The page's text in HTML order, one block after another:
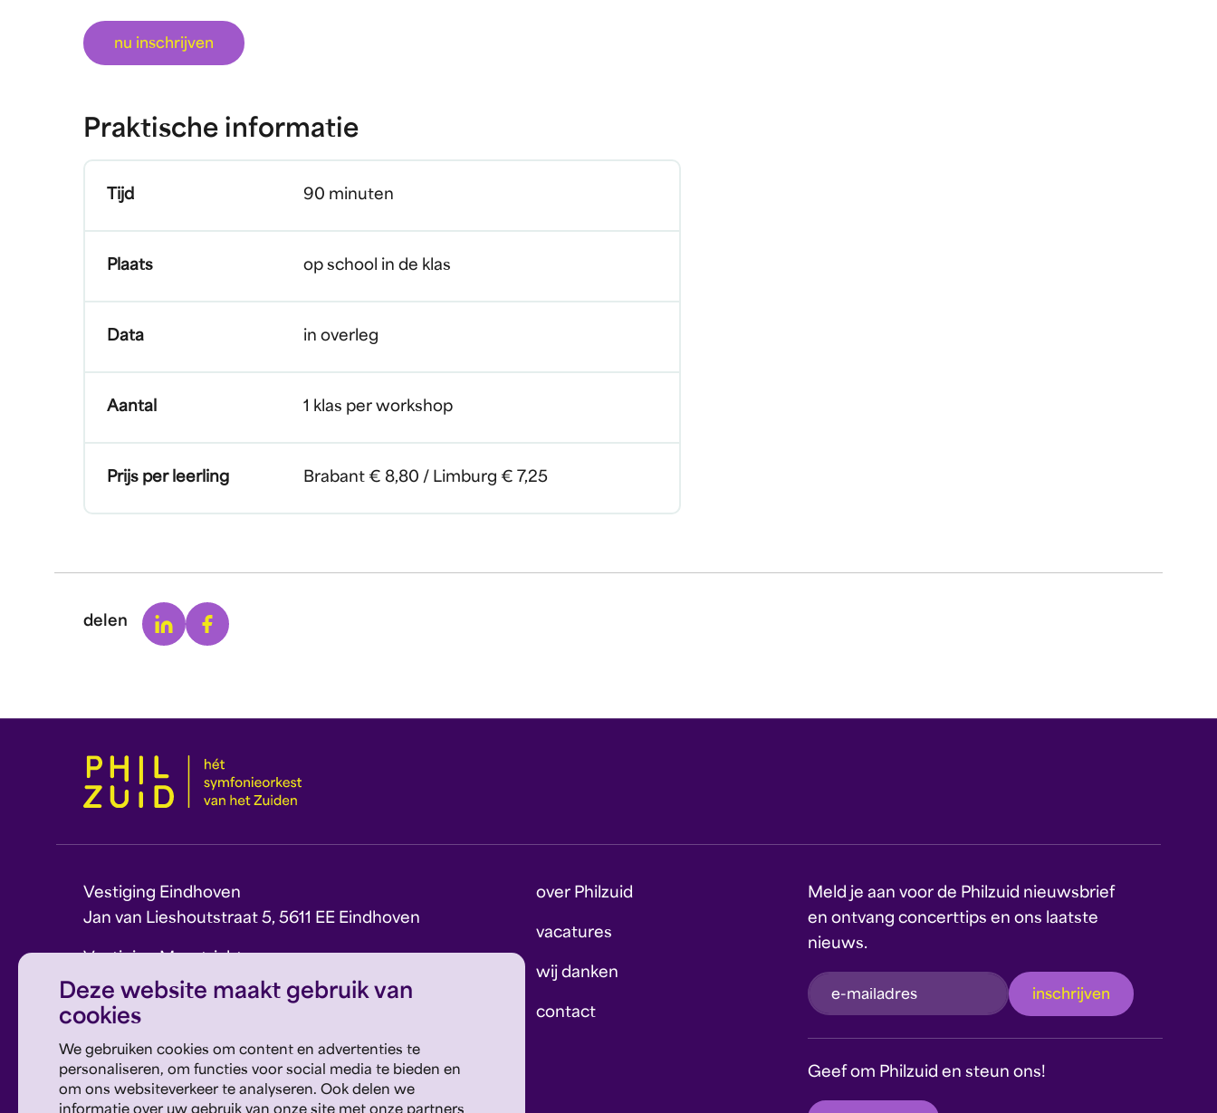
Deze website maakt gebruik van
cookies
We gebruiken cookies om content en advertenties te
personaliseren, om functies voor social media te bieden en
om ons websiteverkeer te analyseren. Ook delen we
nu inschrijven
Praktische informatie
Tijd 90 minuten
Plaats op school in de klas
Data in overleg
Aantal 1 klas per workshop
Prijs per leerling Brabant € 8,80 / Limburg € 7,25
delen LinkedinFacebook
Vestiging Eindhoven
Jan van Lieshoutstraat 5, 5611 EE Eindhoven
Sint Theresiaplein 11, 6213 CG Maastricht
E: info@philzuid.nl
T: 088 1660 700
over Philzuid
vacatures
wij danken
contact
Meld je aan voor de Philzuid nieuwsbrief
en ontvang concerttips en ons laatste
nieuws.
inschrijven
Dit formulier wordt beschermd door reCAPTCHA
en Google'sPrivacyverklaring
Geef om Philzuid en steun ons!